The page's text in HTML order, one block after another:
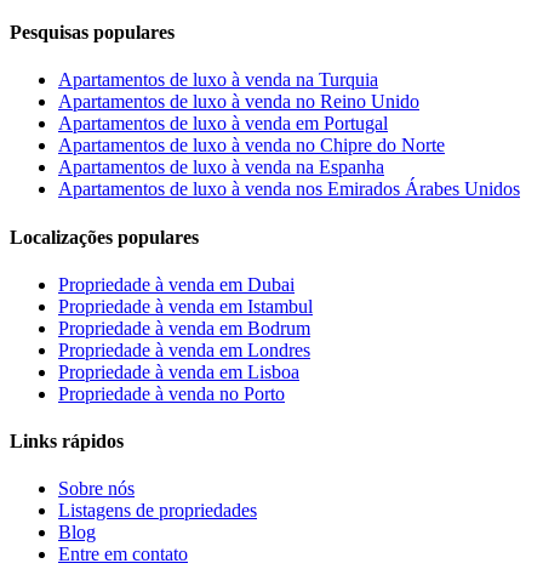
Pesquisas populares
Apartamentos de luxo à venda na Turquia
Apartamentos de luxo à venda no Reino Unido
Apartamentos de luxo à venda em Portugal
Apartamentos de luxo à venda no Chipre do Norte
Apartamentos de luxo à venda na Espanha
Apartamentos de luxo à venda nos Emirados Árabes Unidos
Localizações populares
Propriedade à venda em Dubai
Propriedade à venda em Istambul
Propriedade à venda em Bodrum
Propriedade à venda em Londres
Propriedade à venda em Lisboa
Propriedade à venda no Porto
Links rápidos
Sobre nós
Listagens de propriedades
Blog
Entre em contato